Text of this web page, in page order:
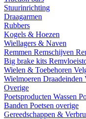
Stuurinrichting
Draagarmen
Rubbers
Kogels & Hoezen
Wiellagers & Naven
Remmen Remschijven
Big brake kits
Wielen & Toebehoren
Wielmoeren Draadeinden
Overige
Poetsproducten Wassen
Banden Poetsen overige
Gereedschappen &